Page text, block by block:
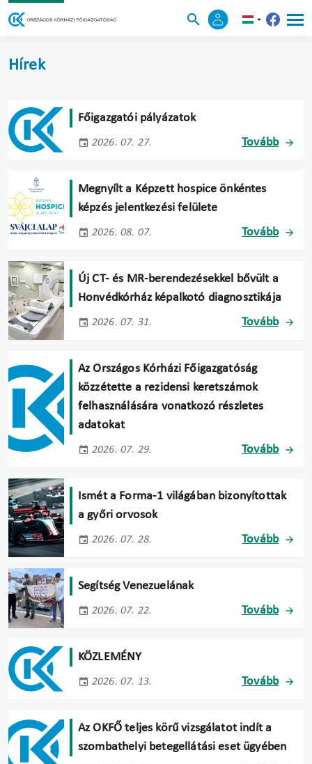
Hírek
Főigazgatói pályázatok
2026. 07. 27. Tovább
Megnyílt a Képzett hospice önkéntes
képzés jelentkezési felülete
2026. 08. 07. Tovább
Új CT- és MR-berendezésekkel bővült a
Honvédkórház képalkotó diagnosztikája
2026. 07. 31. Tovább
Az Országos Kórházi Főigazgatóság
közzétette a rezidensi keretszámok
felhasználására vonatkozó részletes
adatokat
2026. 07. 29. Tovább
Ismét a Forma-1 világában bizonyítottak
a győri orvosok
2026. 07. 28. Tovább
Segítség Venezuelának
2026. 07. 22. Tovább
KÖZLEMÉNY
2026. 07. 13. Tovább
Az OKFŐ teljes körű vizsgálatot indít a
szombathelyi betegellátási eset ügyében